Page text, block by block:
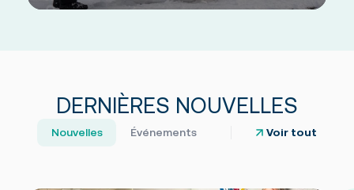
DERNIÈRES NOUVELLES
Nouvelles Événements Voir tout